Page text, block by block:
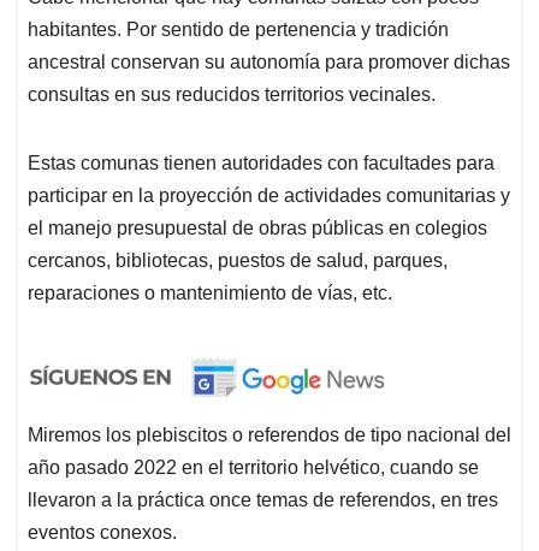
habitantes. Por sentido de pertenencia y tradición
ancestral conservan su autonomía para promover dichas
consultas en sus reducidos territorios vecinales.
Estas comunas tienen autoridades con facultades para
participar en la proyección de actividades comunitarias y
el manejo presupuestal de obras públicas en colegios
cercanos, bibliotecas, puestos de salud, parques,
reparaciones o mantenimiento de vías, etc.
Miremos los plebiscitos o referendos de tipo nacional del
año pasado 2022 en el territorio helvético, cuando se
llevaron a la práctica once temas de referendos, en tres
eventos conexos.